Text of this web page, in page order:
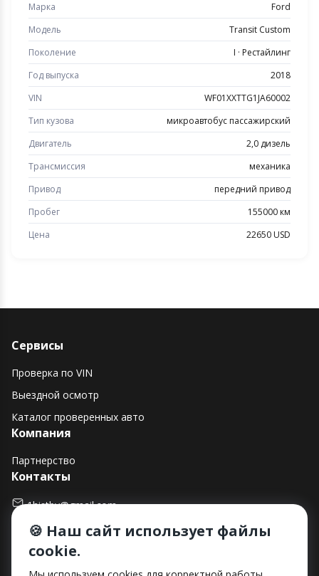
Марка
Ford
Модель
Transit Custom
Поколение
I · Рестайлинг
Год выпуска
2018
VIN
WF01XXTTG1JA60002
Тип кузова
микроавтобус пассажирский
Двигатель
2,0 дизель
Трансмиссия
механика
Привод
передний привод
Пробег
155000 км
Цена
22650 USD
Сервисы
Проверка по VIN
Выездной осмотр
Каталог проверенных авто
Компания
Партнерство
Контакты
1histby@gmail.com
+375 (29) 182-90-00
г. Минск, ул. Макаенка, д. 12Е, пом. 282
Способы оплаты
🍪 Наш сайт использует файлы
cookie.